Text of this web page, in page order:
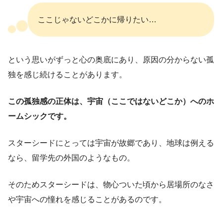
ここじゃないどこかに帰りたい…
という思いがずっと心の奥底にあり、原因の分からない孤
独を感じ続けることがあります。
この孤独感の正体は、宇宙（ここではないどこか）へのホ
ームシックです。
スターシードにとっては宇宙が故郷であり、地球は例える
なら、留学先の外国のようなもの。
そのためスターシードは、物心ついた頃から居場所のなさ
や宇宙への憧れを感じることがあるのです。